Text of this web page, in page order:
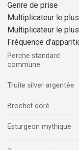
Genre de prise
Multiplicateur le
Multiplicateur le
Fréquence
Perche standard
commune
Truite silver argentée
Brochet doré
Esturgeon mythique